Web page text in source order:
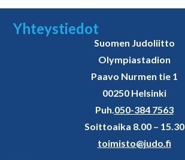
Yhteystiedot
Suomen Judoliitto
Olympiastadion
Paavo Nurmen tie 1
00250 Helsinki
Puh.050-384 7563
Soittoaika 8.00 – 15.30
toimisto@judo.fi